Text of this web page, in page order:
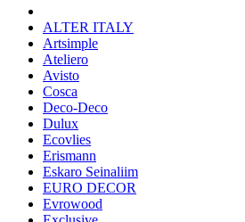
ALTER ITALY
Artsimple
Ateliero
Avisto
Cosca
Deco-Deco
Dulux
Ecovlies
Erismann
Eskaro Seinaliim
EURO DECOR
Evrowood